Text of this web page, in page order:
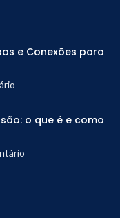
e Conexões para
o que é e como